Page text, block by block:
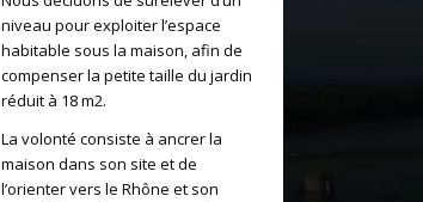
niveau pour exploiter l’espace
habitable sous la maison, afin de
compenser la petite taille du jardin
réduit à 18 m2.
La volonté consiste à ancrer la
maison dans son site et de
l’orienter vers le Rhône et son